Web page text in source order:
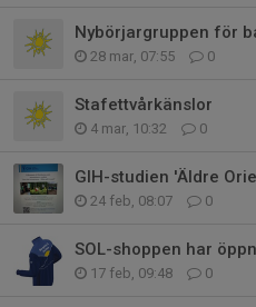
Nybörjargruppen för
28 mar, 07:55 0
Stafettvårkänslor
4 mar, 10:32 0
GIH-studien 'Äldre
24 feb, 08:07 0
SOL-shoppen har
17 feb, 09:48 0